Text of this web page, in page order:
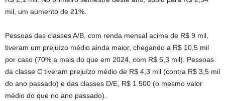
mil, um aumento de 21%.
Pessoas das classes A/B, com renda mensal acima de R$ 9 mil,
tiveram um prejuízo médio ainda maior, chegando a R$ 10,5 mil
por caso (70% a mais do que em 2024, com R$ 6,3 mil). Pessoas
da classe C tiveram prejuízo médio de R$ 4,3 mil (contra R$ 3,5 mil
do ano passado) e das classes D/E, R$ 1.500 (o mesmo valor
médio do que no ano passado).